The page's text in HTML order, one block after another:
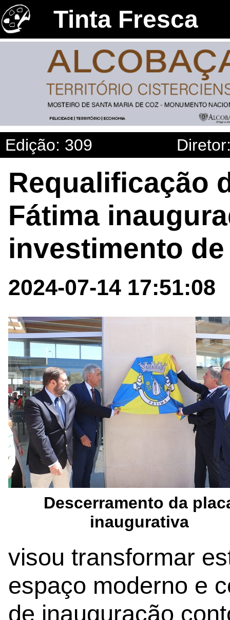
Tinta Fresca
Edição: 309
Requalificação
Fátima
investimento
2024-07-14 17:51:08
Descerramento da
inaugurativa
visou transformar
espaço moderno e
de inauguração